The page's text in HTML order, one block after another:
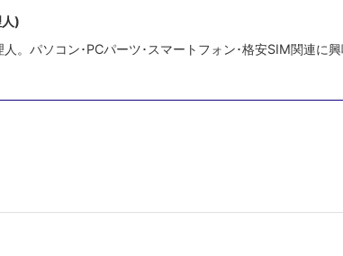
)
。パソコン･PCパーツ･スマートフォン･格安SIM関連に興